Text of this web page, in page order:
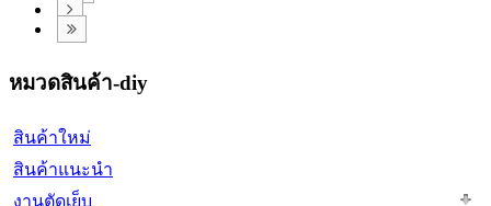
หมวดสินค้า-diy
สินค้าใหม่
สินค้าแนะนำ
งานตัดเย็บ